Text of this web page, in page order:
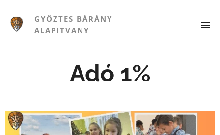
GYŐZTES BÁRÁNY
ALAPÍTVÁNY
Adó 1%